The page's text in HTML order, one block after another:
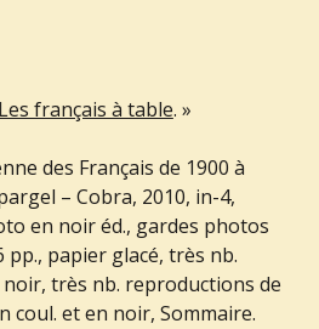
Les français à table. »
des Français de 1900 à
– Cobra, 2010, in-4,
en noir éd., gardes photos
pp., papier glacé, très nb.
très nb. reproductions de
coul. et en noir, Sommaire.